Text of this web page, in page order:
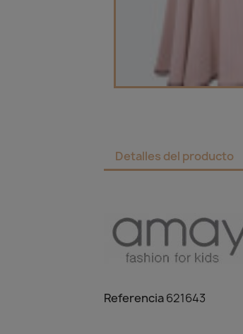
Detalles del producto
Referencia621643